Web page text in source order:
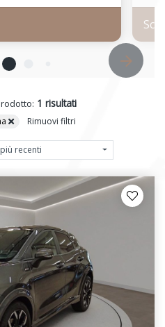
1 risultati
Rimuovi filtri
recenti